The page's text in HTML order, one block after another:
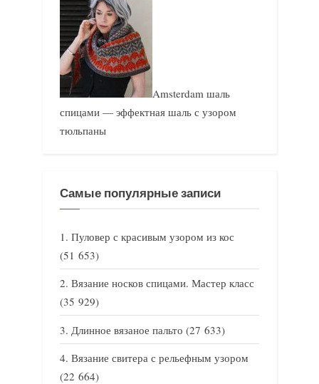
Amsterdam шаль
спицами — эффектная шаль с узором
тюльпаны
Самые популярные записи
Пуловер с красивым узором из кос
(51 653)
Вязание носков спицами. Мастер класс
(35 929)
Длинное вязаное пальто (27 633)
Вязание свитера с рельефным узором
(22 664)